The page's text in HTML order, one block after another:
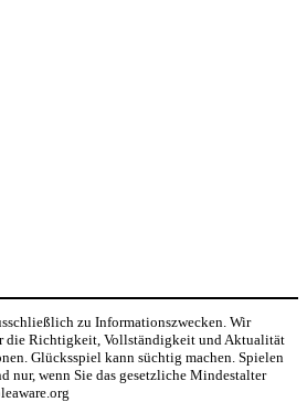
zu Informationszwecken. Wir
die Richtigkeit, Vollständigkeit und Aktualität
Glücksspiel kann süchtig machen. Spielen
nur, wenn Sie das gesetzliche Mindestalter